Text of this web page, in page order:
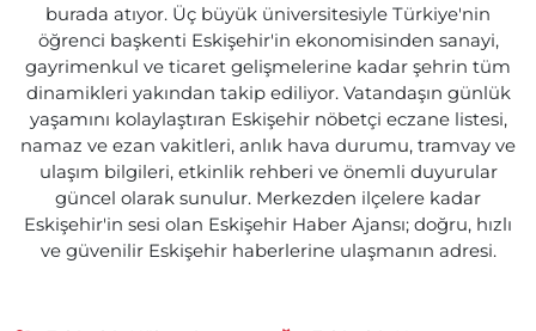
burada atıyor. Üç büyük üniversitesiyle Türkiye'nin
öğrenci başkenti Eskişehir'in ekonomisinden sanayi,
gayrimenkul ve ticaret gelişmelerine kadar şehrin tüm
dinamikleri yakından takip ediliyor. Vatandaşın günlük
yaşamını kolaylaştıran Eskişehir nöbetçi eczane listesi,
namaz ve ezan vakitleri, anlık hava durumu, tramvay ve
ulaşım bilgileri, etkinlik rehberi ve önemli duyurular
güncel olarak sunulur. Merkezden ilçelere kadar
Eskişehir'in sesi olan Eskişehir Haber Ajansı; doğru, hızlı
ve güvenilir Eskişehir haberlerine ulaşmanın adresi.